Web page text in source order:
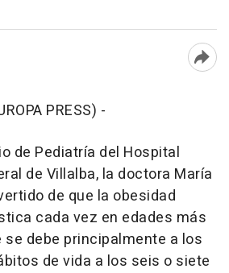
PRESS) -
de Pediatría del Hospital
de Villalba, la doctora María
de que la obesidad
cada vez en edades más
debe principalmente a los
de vida a los seis o siete